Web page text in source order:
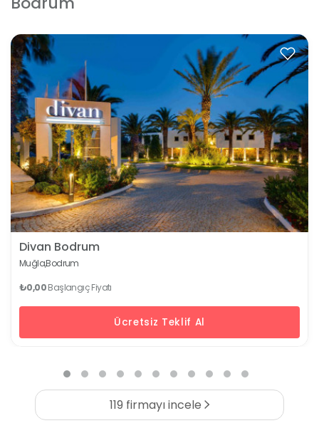
Divan Bodrum
Muğla,Bodrum
₺0,00Başlangıç Fiyatı
Ücretsiz Teklif Al
119 firmayı incele